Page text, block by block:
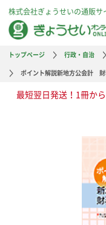
株式会社ぎょうせいの通販サ
トップページ 行政・自治
ポイント解説新地方公会計
最短翌日発送！1冊か